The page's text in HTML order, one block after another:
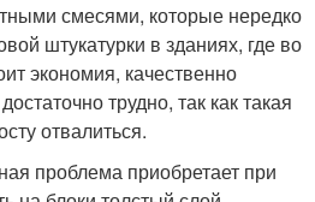
смесями, которые нередко
штукатурки в зданиях, где во
экономия, качественно
трудно, так как такая
отвалиться.
проблема приобретает при